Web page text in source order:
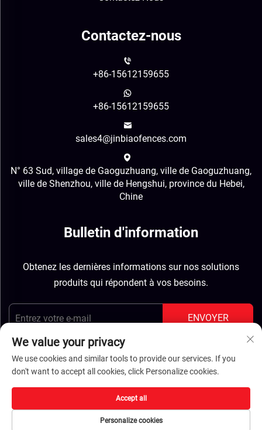
Contactez-nous
+86-15612159655
+86-15612159655
sales4@jinbiaofences.com
N° 63 Sud, village de Gaoguzhuang, ville de Gaoguzhuang,
ville de Shenzhou, ville de Hengshui, province du Hebei,
Chine
Bulletin d'information
Obtenez les dernières informations sur nos solutions
produits qui répondent à vos besoins.
ENVOYER
Droits d'auteur © Hebei Jinbiao Construction Materials
Tech Corp., Ltd. Tous droits réservés - Politique de
confidentialité- BLOG
We value your privacy
We use cookies and similar tools to provide our services. If you
don't want to accept all cookies, click Personalize cookies.
Personalize cookies
Accept all